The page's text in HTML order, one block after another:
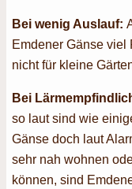
Bei wenig Auslauf:
Emdener Gänse viel
nicht für kleine
Bei
so laut sind wie
Gänse doch laut
sehr nah wohnen
können, sind